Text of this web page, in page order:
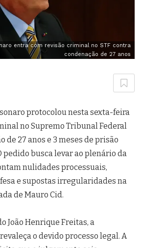
entra com revisão criminal no STF contra
condenação de 27 anos
protocolou nesta sexta-feira
no Supremo Tribunal Federal
de 27 anos e 3 meses de prisão
pedido busca levar ao plenário da
nulidades processuais,
e supostas irregularidades na
de Mauro Cid.
João Henrique Freitas, a
o devido processo legal. A